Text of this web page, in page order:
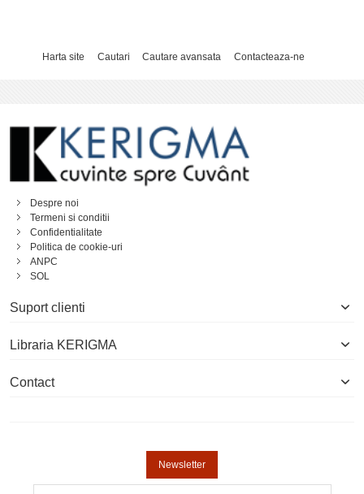
Harta site Cautari Cautare avansata Contacteaza-ne
Despre noi
Termeni si conditii
Confidentialitate
Politica de cookie-uri
ANPC
SOL
Suport clienti
Libraria KERIGMA
Contact
Newsletter